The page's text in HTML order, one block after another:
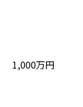
1,000万円